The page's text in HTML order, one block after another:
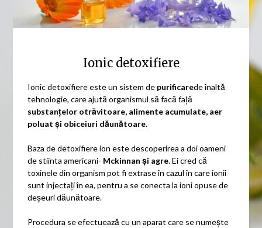
Ionic detoxifiere
Ionic detoxifiere este un sistem de purificarede înaltă
tehnologie, care ajută organismul să facă față
substanțelor otrăvitoare, alimente acumulate, aer
poluat și obiceiuri dăunătoare.
Baza de detoxifiere ion este descoperirea a doi oameni
de stiinta americani- Mckinnan și agre. Ei cred că
toxinele din organism pot fi extrase în cazul în care ionii
sunt injectați în ea, pentru a se conecta la ioni opuse de
deșeuri dăunătoare.
Procedura se efectuează cu un aparat care se numește